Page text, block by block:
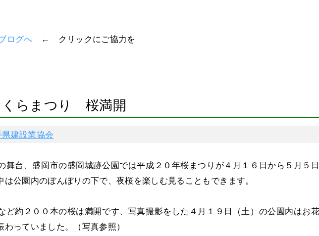
← クリックにご協力を
らまつり 桜満開
県建設業協会
舞台、盛岡市の盛岡城跡公園では平成２０年桜まつりが４月１６日から５月５
公園内のぼんぼりの下で、夜桜を楽しむ見ることもできます。
ど約２００本の桜は満開です、写真撮影をした４月１９日（土）の公園内はお
っていました。（写真参照）